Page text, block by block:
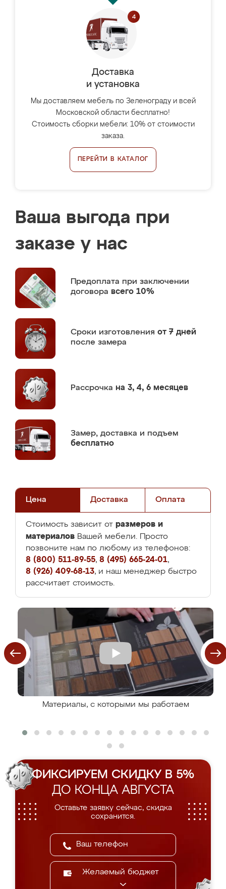
Доставка
и установка
Мы доставляем мебель по Зеленограду и всей
Московской области бесплатно!
Стоимость сборки мебели: 10% от стоимости
заказа.
ПЕРЕЙТИ В КАТАЛОГ
Ваша выгода при
заказе у нас
Предоплата при заключении
договора всего 10%
Сроки изготовления от 7 дней
после замера
Рассрочка на 3, 4, 6 месяцев
Замер, доставка и подъем
бесплатно
Цена Доставка Оплата
Стоимость зависит от размеров и
материалов Вашей мебели. Просто
позвоните нам по любому из телефонов:
8 (800) 511-89-55, 8 (495) 665-24-01,
8 (926) 409-68-13, и наш менеджер быстро
рассчитает стоимость.
Материалы, с которыми мы работаем
ФИКСИРУЕМ СКИДКУ В 5%
ДО КОНЦА АВГУСТА
Оставьте заявку сейчас, скидка
сохранится.
Желаемый бюджет